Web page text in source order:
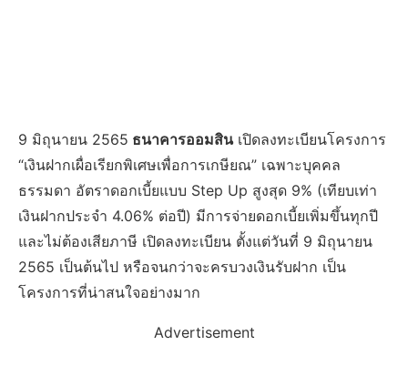
9 มิถุนายน 2565 ธนาคารออมสินเปิดลงทะเบียนโครงการ
“เงินฝากเผื่อเรียกพิเศษเพื่อการเกษียณ” เฉพาะบุคคล
ธรรมดา อัตราดอกเบี้ยแบบ Step Up สูงสุด 9% (เทียบเท่า
เงินฝากประจำ 4.06% ต่อปี) มีการจ่ายดอกเบี้ยเพิ่มขึ้นทุกปี
และไม่ต้องเสียภาษี เปิดลงทะเบียน ตั้งแต่วันที่ 9 มิถุนายน
2565 เป็นต้นไป หรือจนกว่าจะครบวงเงินรับฝาก เป็น
โครงการที่น่าสนใจอย่างมาก
Advertisement